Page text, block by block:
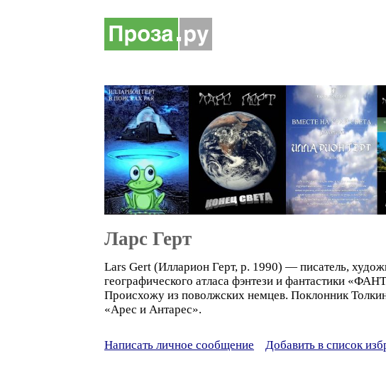
Ларс Герт
Lars Gert (Илларион Герт, р. 1990) — писатель,
географического атласа фэнтези и фантастики
Происхожу из поволжских немцев. Поклонник
«Арес и Антарес».
Написать личное сообщение Добавить в список